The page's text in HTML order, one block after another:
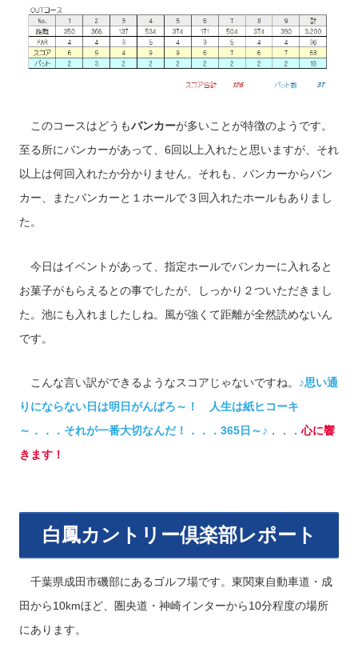
このコースはどうもバンカーが多いことが特徴のようです。
至る所にバンカーがあって、6回以上入れたと思いますが、それ
以上は何回入れたか分かりません。それも、バンカーからバン
カー、またバンカーと１ホールで３回入れたホールもありまし
た。
今日はイベントがあって、指定ホールでバンカーに入れると
お菓子がもらえるとの事でしたが、しっかり２ついただきまし
た。池にも入れましたしね。風が強くて距離が全然読めないん
です。
こんな言い訳ができるようなスコアじゃないですね。 ♪思い通
りにならない日は明日がんばろ～！ 人生は紙ヒコーキ
～．．．それが一番大切なんだ！．．．365日～♪ ．．． 心に響
きます！
白鳳カントリー倶楽部レポート
千葉県成田市磯部にあるゴルフ場です。東関東自動車道・成
田から10kmほど、圏央道・神崎インターから10分程度の場所
にあります。